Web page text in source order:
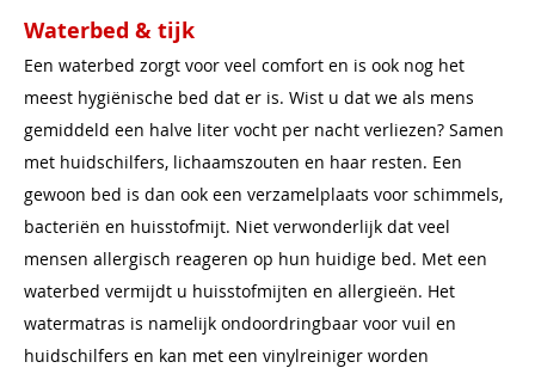
Waterbed & tijk
Een waterbed zorgt voor veel comfort en is ook nog het
meest hygiënische bed dat er is. Wist u dat we als mens
gemiddeld een halve liter vocht per nacht verliezen? Samen
met huidschilfers, lichaamszouten en haar resten. Een
gewoon bed is dan ook een verzamelplaats voor schimmels,
bacteriën en huisstofmijt. Niet verwonderlijk dat veel
mensen allergisch reageren op hun huidige bed. Met een
waterbed vermijdt u huisstofmijten en allergieën. Het
watermatras is namelijk ondoordringbaar voor vuil en
huidschilfers en kan met een vinylreiniger worden